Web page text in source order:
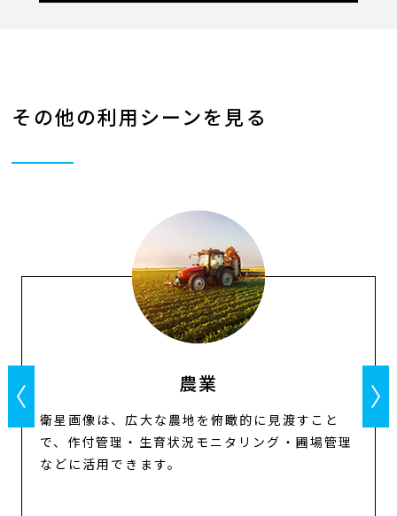
その他の利用シーンを見る
農業
衛星画像は、広大な農地を俯瞰的に見渡すこと
で、作付管理・生育状況モニタリング・圃場管理
などに活用できます。